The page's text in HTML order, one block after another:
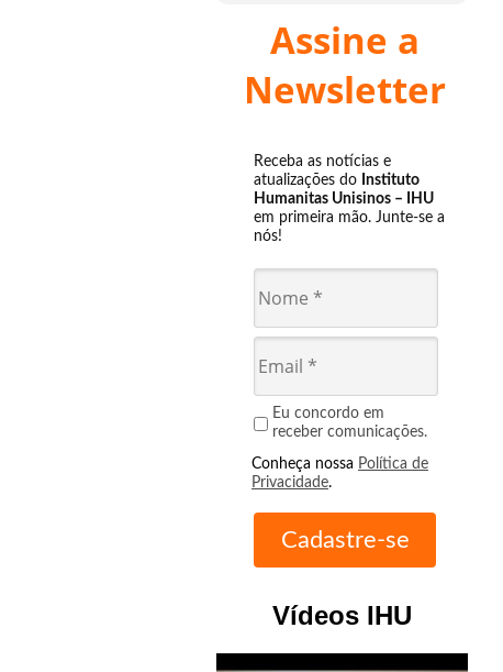
Assine a
Newsletter
Receba as notícias e
atualizações do Instituto
Humanitas Unisinos – IHU
em primeira mão. Junte-se a
nós!
Eu concordo em
receber comunicações.
Conheça nossa Política de
Privacidade.
Vídeos IHU